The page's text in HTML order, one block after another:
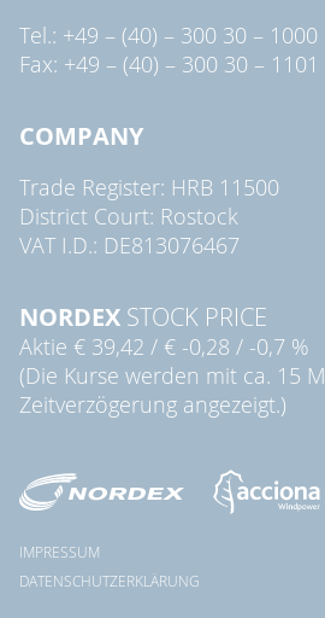
Tel.: +49 – (40) – 300 30 – 1000
Fax: +49 – (40) – 300 30 – 1101
COMPANY
Trade Register: HRB 11500
District Court: Rostock
VAT I.D.: DE813076467
NORDEX STOCK PRICE
Aktie € 39,42 / € -0,28 / -0,7 %
(Die Kurse werden mit ca. 15
Zeitverzögerung angezeigt.)
IMPRESSUM
DATENSCHUTZERKLÄRUNG